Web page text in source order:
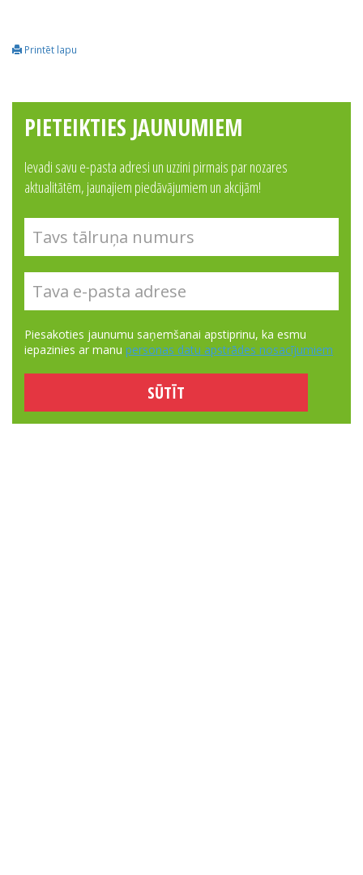
Printēt lapu
PIETEIKTIES JAUNUMIEM
Ievadi savu e-pasta adresi un uzzini pirmais par nozares
aktualitātēm, jaunajiem piedāvājumiem un akcijām!
Piesakoties jaunumu saņemšanai apstiprinu, ka esmu
iepazinies ar manu personas datu apstrādes nosacījumiem